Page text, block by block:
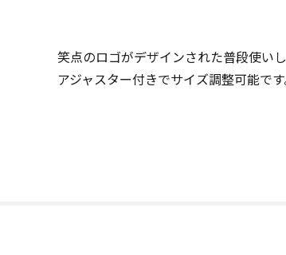
笑点のロゴがデザインされた普段使い
アジャスター付きでサイズ調整可能です